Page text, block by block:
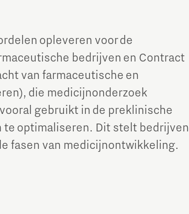
opleveren voor de
bedrijven en Contract
van farmaceutische en
die medicijnonderzoek
gebruikt in de preklinische
te optimaliseren. Dit stelt bedrijven
fasen van medicijnontwikkeling.